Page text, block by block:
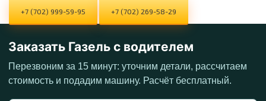
+7 (702) 999-59-95 +7 (702) 269-58-29
Заказать Газель с водителем
Перезвоним за 15 минут: уточним детали, рассчитаем
стоимость и подадим машину. Расчёт бесплатный.